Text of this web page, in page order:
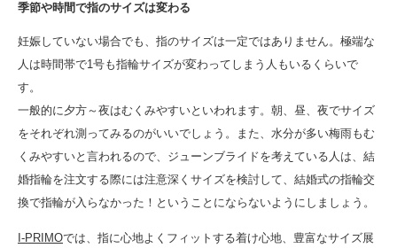
季節や時間で指のサイズは変わる
妊娠していない場合でも、指のサイズは一定ではありません。極端な
人は時間帯で1号も指輪サイズが変わってしまう人もいるくらいで
す。
一般的に夕方～夜はむくみやすいといわれます。朝、昼、夜でサイズ
をそれぞれ測ってみるのがいいでしょう。また、水分が多い梅雨もむ
くみやすいと言われるので、ジューンブライドを考えている人は、結
婚指輪を注文する際には注意深くサイズを検討して、結婚式の指輪交
換で指輪が入らなかった！ということにならないようにしましょう。
I-PRIMOでは、指に心地よくフィットする着け心地、豊富なサイズ展